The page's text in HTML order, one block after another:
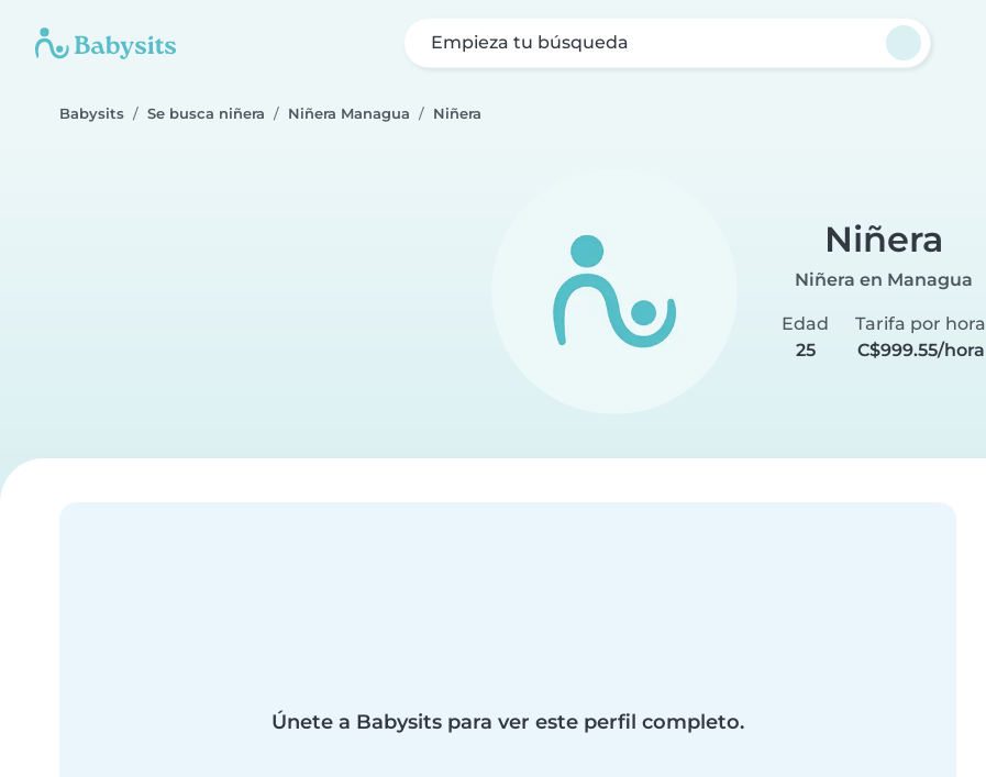
Empieza tu búsqueda
Babysits Se busca niñera Niñera Managua Niñera
Niñera
Niñera en Managua
Edad
25
Tarifa por hora
C$999.55/hora
Únete a Babysits para ver este perfil completo.